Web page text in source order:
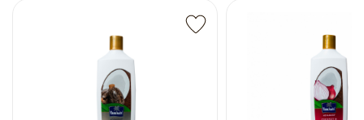
Обязательны к заполнению